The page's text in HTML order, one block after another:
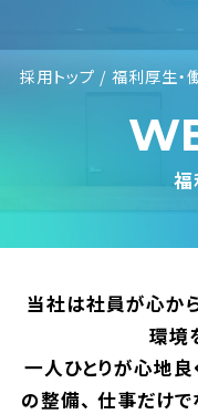
福
採用トップ 福利厚生・
当社は社員が心か
環境
一人ひとりが心地
の整備、 仕事だけで